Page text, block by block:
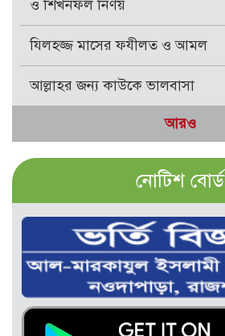
ও শিখনফল নির্ণয়
যিলহজ্জ মাসের ফযীলত ও আমল
আল্লাহর জন্য কাউকে ভালবাসা
আরও
নোটিশ বোর্ড